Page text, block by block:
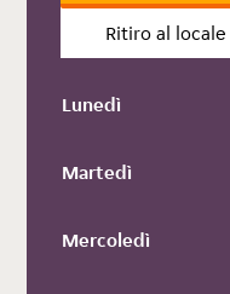
Ritiro al locale
Lunedì
Martedì
Mercoledì